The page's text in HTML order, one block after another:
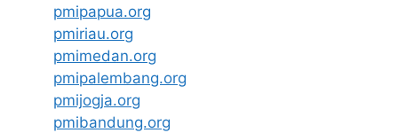
pmipapua.org
pmiriau.org
pmimedan.org
pmipalembang.org
pmijogja.org
pmibandung.org